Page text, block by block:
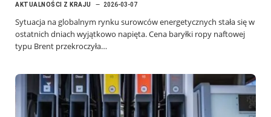
AKTUALNOŚCI Z KRAJU 2026-03-07
Sytuacja na globalnym rynku surowców energetycznych stała się w
ostatnich dniach wyjątkowo napięta. Cena baryłki ropy naftowej
typu Brent przekroczyła…